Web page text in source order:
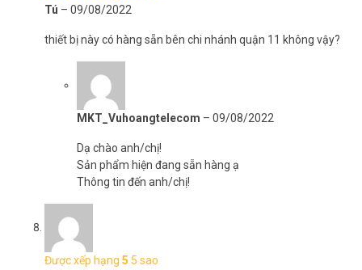
Tú – 09/08/2022
thiết bị này có hàng sẵn bên chi nhánh quận 11 không vậy?
MKT_Vuhoangtelecom – 09/08/2022
Dạ chào anh/chị!
Sản phẩm hiện đang sẵn hàng ạ
Thông tin đến anh/chị!
Được xếp hạng 5 5 sao